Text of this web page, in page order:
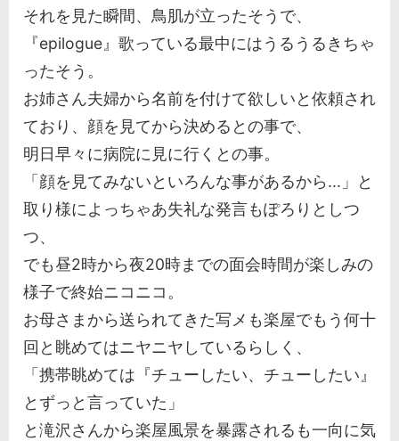
それを見た瞬間、鳥肌が立ったそうで、
『epilogue』歌っている最中にはうるうるきちゃ
ったそう。
お姉さん夫婦から名前を付けて欲しいと依頼され
ており、顔を見てから決めるとの事で、
明日早々に病院に見に行くとの事。
「顔を見てみないといろんな事があるから...」と
取り様によっちゃあ失礼な発言もぽろりとしつ
つ、
でも昼2時から夜20時までの面会時間が楽しみの
様子で終始ニコニコ。
お母さまから送られてきた写メも楽屋でもう何十
回と眺めてはニヤニヤしているらしく、
「携帯眺めては『チューしたい、チューしたい』
とずっと言っていた」
と滝沢さんから楽屋風景を暴露されるも一向に気